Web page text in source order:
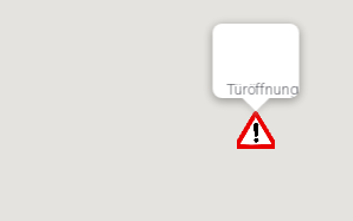
Türöffnung